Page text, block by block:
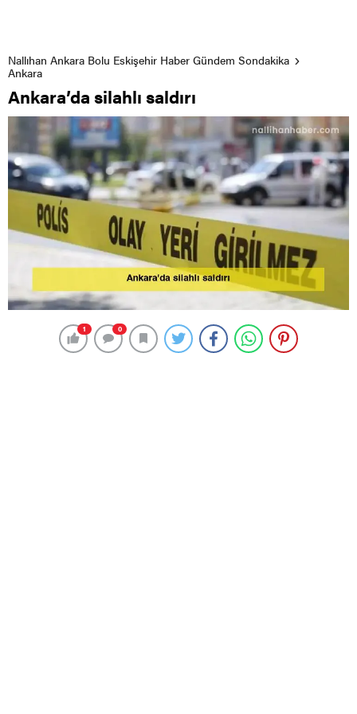
Nallıhan Ankara Bolu Eskişehir Haber Gündem Sondakika
Ankara
Ankara’da silahlı saldırı
1 0